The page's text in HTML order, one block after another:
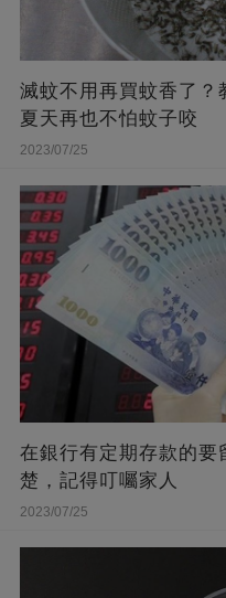
滅蚊不用再買蚊香了？
夏天再也不怕蚊子咬
2023/07/25
在銀行有定期存款的要
楚，記得叮囑家人
2023/07/25